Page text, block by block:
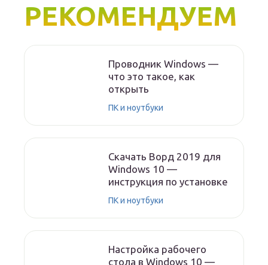
РЕКОМЕНДУЕМ
Проводник Windows —
что это такое, как
открыть
ПК и ноутбуки
Скачать Ворд 2019 для
Windows 10 —
инструкция по установке
ПК и ноутбуки
Настройка рабочего
стола в Windows 10 —